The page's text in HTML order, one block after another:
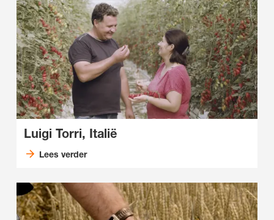
Luigi Torri, Italië
Lees verder